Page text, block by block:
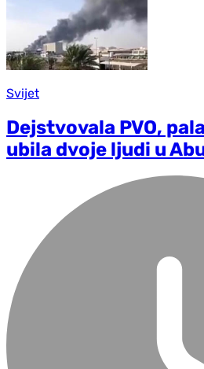
Svijet
Dejstvovala PVO,
ubila dvoje ljudi u